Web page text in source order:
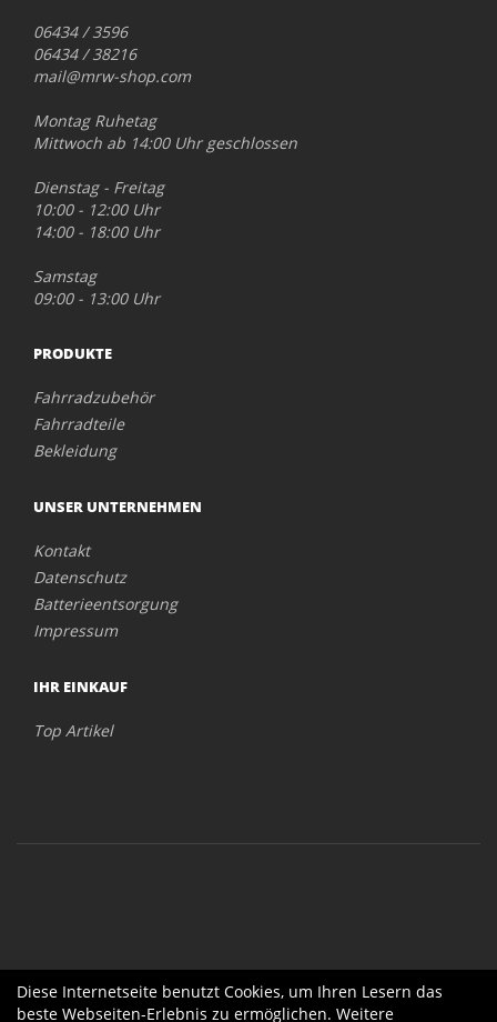
06434 / 3596
06434 / 38216
mail@mrw-shop.com
Montag Ruhetag
Mittwoch ab 14:00 Uhr geschlossen
Dienstag - Freitag
10:00 - 12:00 Uhr
14:00 - 18:00 Uhr
Samstag
09:00 - 13:00 Uhr
PRODUKTE
Fahrradzubehör
Fahrradteile
Bekleidung
UNSER UNTERNEHMEN
Kontakt
Datenschutz
Batterieentsorgung
Impressum
IHR EINKAUF
Top Artikel
Diese Internetseite benutzt Cookies, um Ihren Lesern das
beste Webseiten-Erlebnis zu ermöglichen. Weitere